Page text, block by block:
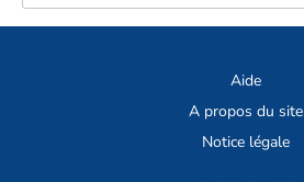
Aide
A propos du site
Notice légale